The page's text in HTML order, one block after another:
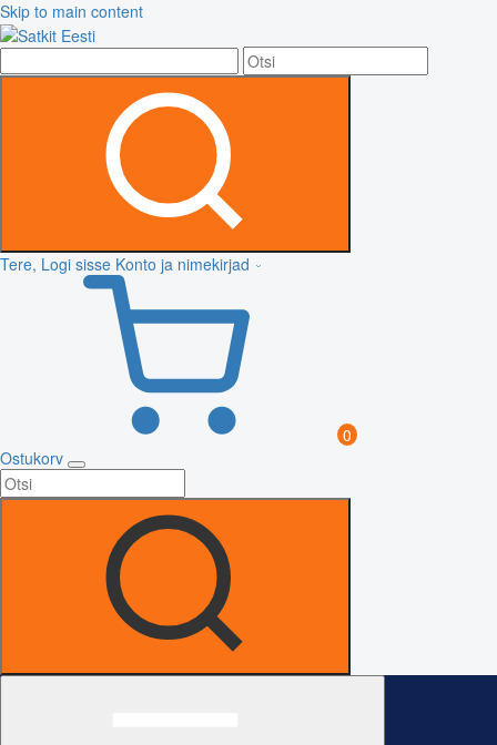
Skip to main content
Tere, Logi sisse Konto ja nimekirjad
0
Ostukorv